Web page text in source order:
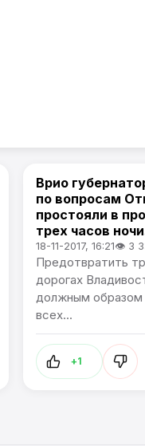
Новости
Врио
по вопросам
простояли в
трех часов
18-11-2017, 16:21👁 3
Предотвратить
дорогах
должным образом
всех...
+1